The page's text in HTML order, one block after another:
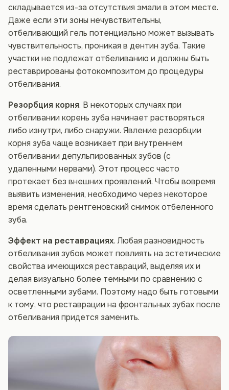
складывается из-за отсутствия эмали в этом месте.
Даже если эти зоны нечувствительны,
отбеливающий гель потенциально может вызывать
чувствительность, проникая в дентин зуба. Такие
участки не подлежат отбеливанию и должны быть
реставрированы фотокомпозитом до процедуры
отбеливания.
Резорбция корня. В некоторых случаях при
отбеливании корень зуба начинает растворяться
либо изнутри, либо снаружи. Явление резорбции
корня зуба чаще возникает при внутреннем
отбеливании депульпированных зубов (с
удаленными нервами). Этот процесс часто
протекает без внешних проявлений. Чтобы вовремя
выявить изменения, необходимо через некоторое
время сделать рентгеновский снимок отбеленного
зуба.
Эффект на реставрациях. Любая разновидность
отбеливания зубов может повлиять на эстетические
свойства имеющихся реставраций, выделяя их и
делая визуально более темными по сравнению с
осветленными зубами. Поэтому надо быть готовыми
к тому, что реставрации на фронтальных зубах после
отбеливания придется заменить.